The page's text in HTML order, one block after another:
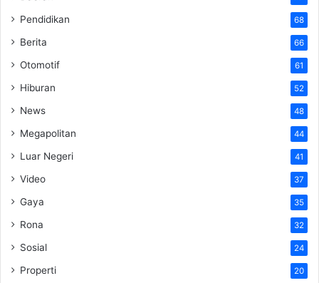
Pendidikan 68
Berita 66
Otomotif 61
Hiburan 52
News 48
Megapolitan 44
Luar Negeri 41
Video 37
Gaya 35
Rona 32
Sosial 24
Properti 20